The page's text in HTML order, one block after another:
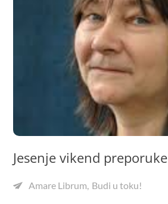
Jesenje vikend preporuke
Amare Librum Budi u toku!